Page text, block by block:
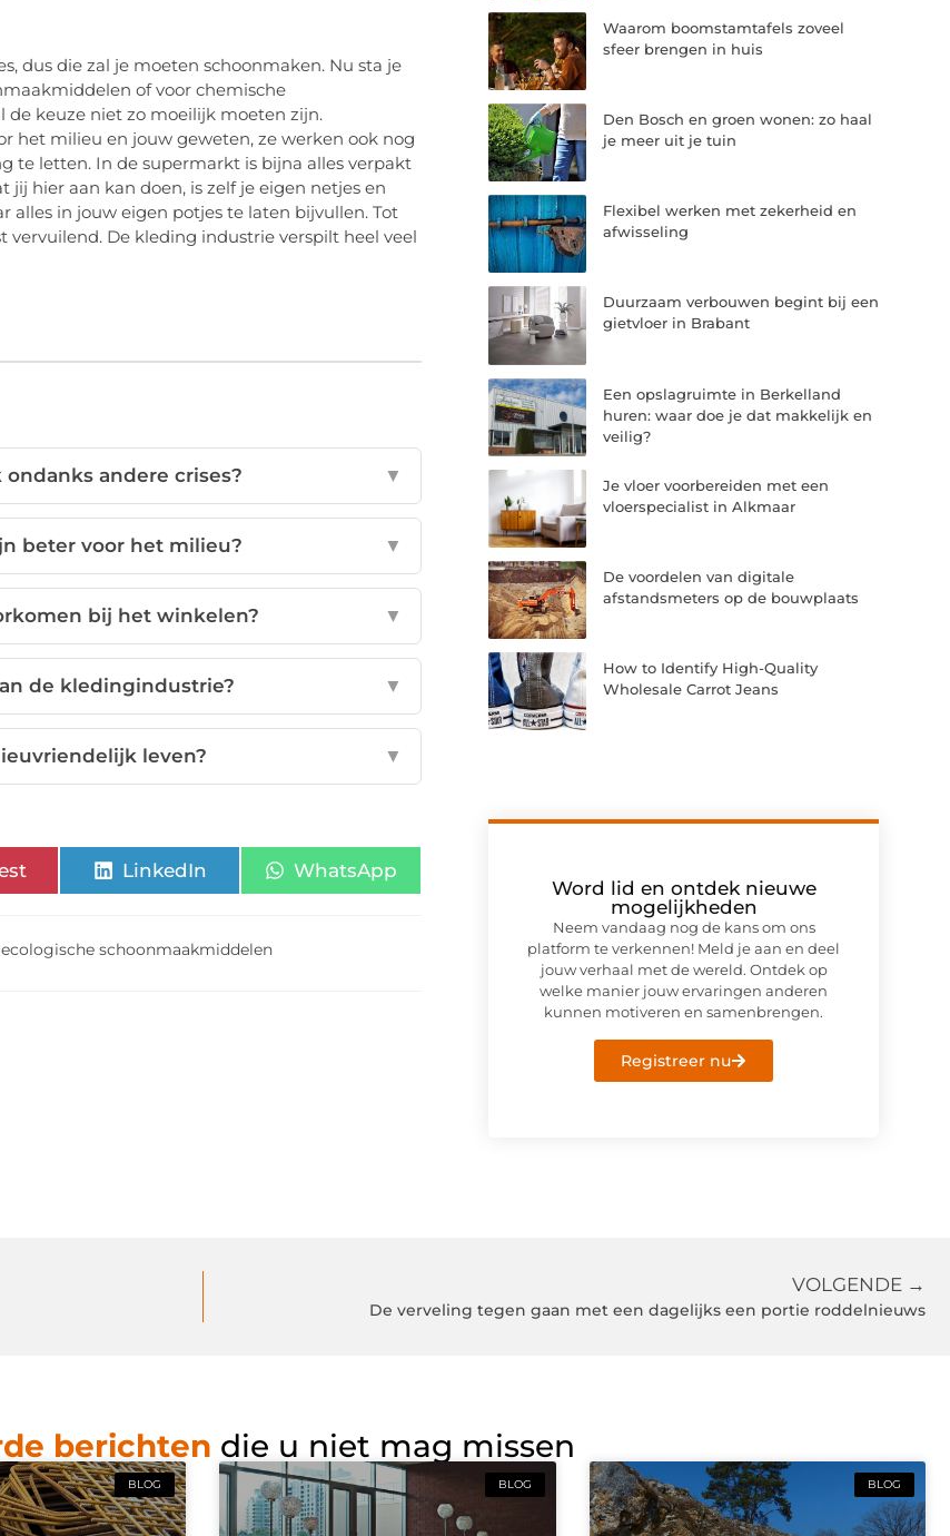
dus die zal je moeten schoonmaken. Nu sta je
of voor chemische
keuze niet zo moeilijk moeten zijn.
het milieu en jouw geweten, ze werken ook nog
te letten. In de supermarkt is bijna alles verpakt
hier aan kan doen, is zelf je eigen netjes en
alles in jouw eigen potjes te laten bijvullen. Tot
vervuilend. De kleding industrie verspilt heel veel
andere crises? ▼
beter voor het milieu? ▼
bij het winkelen? ▼
de kledingindustrie? ▼
leven? ▼
LinkedIn WhatsApp
ecologische schoonmaakmiddelen
Waarom boomstamtafels zoveel
sfeer brengen in huis
Den Bosch en groen wonen: zo haal
je meer uit je tuin
Flexibel werken met zekerheid en
afwisseling
Duurzaam verbouwen begint bij een
gietvloer in Brabant
Een opslagruimte in Berkelland
huren: waar doe je dat makkelijk en
veilig?
Je vloer voorbereiden met een
vloerspecialist in Alkmaar
De voordelen van digitale
afstandsmeters op de bouwplaats
How to Identify High-Quality
Wholesale Carrot Jeans
Word lid en ontdek nieuwe
mogelijkheden
Neem vandaag nog de kans om ons
platform te verkennen! Meld je aan en deel
jouw verhaal met de wereld. Ontdek op
welke manier jouw ervaringen anderen
kunnen motiveren en samenbrengen.
Registreer nu
VOLGENDE →
De verveling tegen gaan met een dagelijks een portie roddelnieuws
berichten die u niet mag missen
BLOG BLOG BLOG